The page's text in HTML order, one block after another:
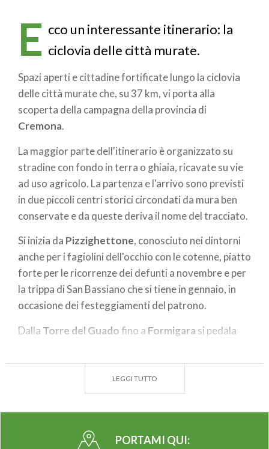
pane
E cco un interessante itinerario: la
ciclovia delle città murate.
Spazi aperti e cittadine fortificate lungo la ciclovia
delle città murate che, su 37 km, vi porta alla
scoperta della campagna della provincia di
Cremona.
La maggior parte dell'itinerario è organizzato su
stradine con fondo in terra o ghiaia, ricavate su vie
ad uso agricolo. La partenza e l'arrivo sono previsti
in due piccoli centri storici circondati da mura ben
conservate e da queste deriva il nome del tracciato.
Si inizia da Pizzighettone, conosciuto nei dintorni
anche per ifagiolini dell'occhio con le cotenne, piatto
forte per le ricorrenze dei defunti a novembre e per
la trippa di San Bassiano che si tiene in gennaio, in
occasione dei festeggiamenti del patrono.
Dalla Torre del Guadofino a Formigara si pedala
e cascine, all'interno di aree naturali protette del
Parco Regionale Adda Sud.Questo itinerario è
adatto anche ai bambini che pedaleranno volentieri
alla ricerca di qualche falco che nidifica in questa
LEGGI TUTTO
PORTAMI QUI: